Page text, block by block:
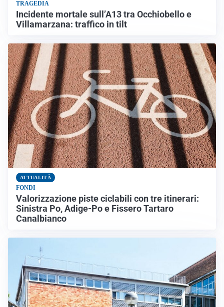
TRAGEDIA
Incidente mortale sull’A13 tra Occhiobello e
Villamarzana: traffico in tilt
ATTUALITÀ
FONDI
Valorizzazione piste ciclabili con tre itinerari:
Sinistra Po, Adige-Po e Fissero Tartaro
Canalbianco